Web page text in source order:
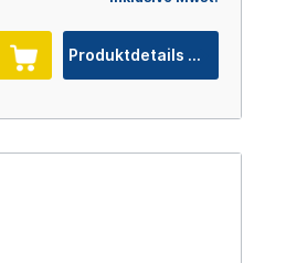
Produktdetails